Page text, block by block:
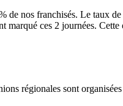
nos franchisés. Le taux
ces 2 journées.
régionales sont